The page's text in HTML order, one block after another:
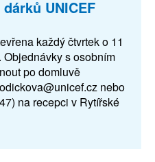
UNICEF
každý čtvrtek o 11
s osobním
po domluvě
nebo
na recepci v Rytířské